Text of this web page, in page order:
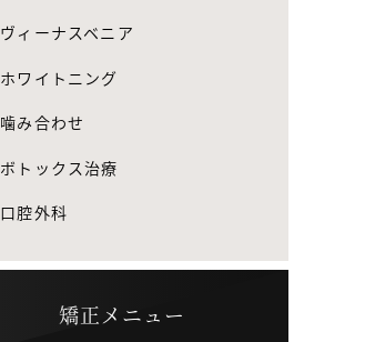
ヴィーナスベニア
ホワイトニング
噛み合わせ
ボトックス治療
口腔外科
矯正メニュー